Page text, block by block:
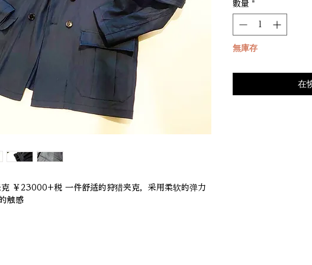
￥23000+税 一件舒适的狩猎夹克，采用柔软的弹力
触感
數量 *
無庫存
在